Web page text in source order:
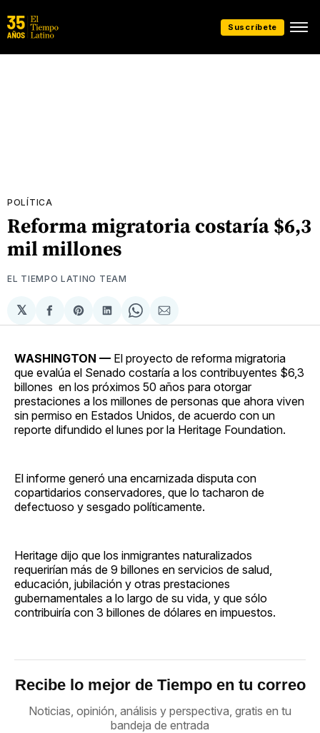
Suscríbete
POLÍTICA
Reforma migratoria costaría $6,3
mil millones
EL TIEMPO LATINO TEAM
𝕏
Compartir
en
Share
on
Compartir
en
Share
on
Compartir
via
WASHINGTON — El proyecto de reforma migratoria
que evalúa el Senado costaría a los contribuyentes $6,3
billones en los próximos 50 años para otorgar
prestaciones a los millones de personas que ahora viven
sin permiso en Estados Unidos, de acuerdo con un
reporte difundido el lunes por la Heritage Foundation.
El informe generó una encarnizada disputa con
copartidarios conservadores, que lo tacharon de
defectuoso y sesgado políticamente.
Heritage dijo que los inmigrantes naturalizados
requerirían más de 9 billones en servicios de salud,
educación, jubilación y otras prestaciones
gubernamentales a lo largo de su vida, y que sólo
contribuiría con 3 billones de dólares en impuestos.
Recibe lo mejor de Tiempo en tu correo
Noticias, opinión, análisis y perspectiva, gratis en tu
bandeja de entrada